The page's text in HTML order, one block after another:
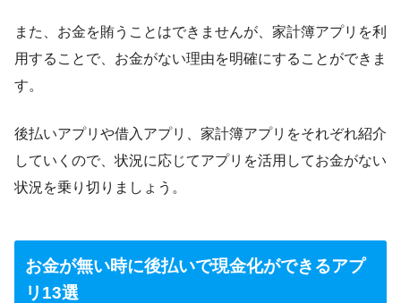
また、お金を賄うことはできませんが、家計簿アプリを利
用することで、お金がない理由を明確にすることができま
す。
後払いアプリや借入アプリ、家計簿アプリをそれぞれ紹介
していくので、状況に応じてアプリを活用してお金がない
状況を乗り切りましょう。
お金が無い時に後払いで現金化ができるアプ
リ13選